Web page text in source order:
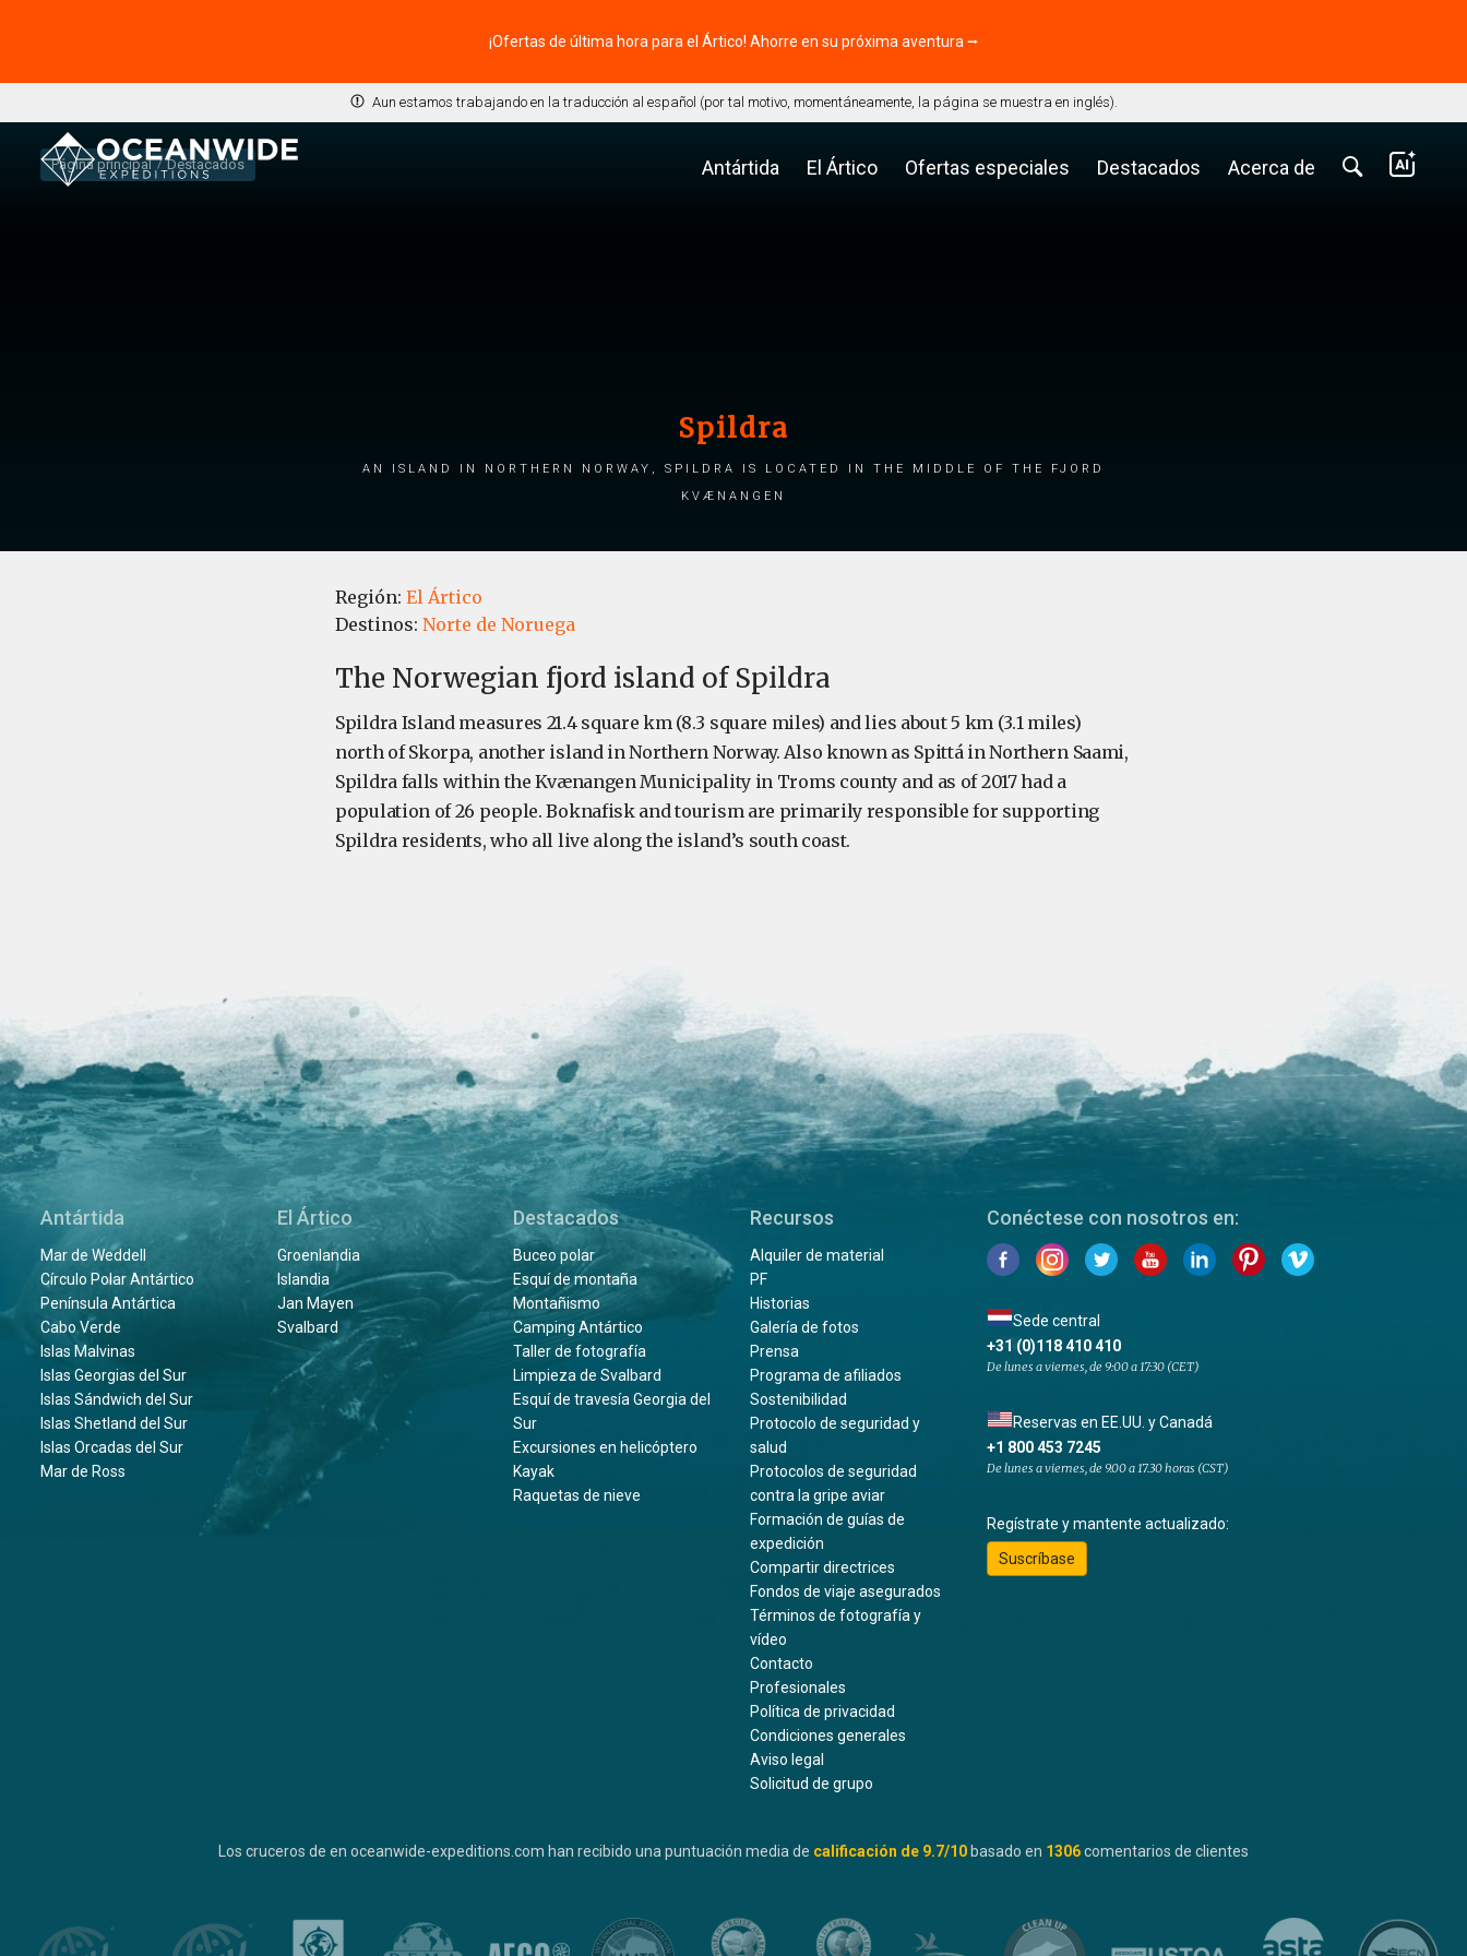
¡Ofertas de última hora para el Ártico! Ahorre en su próxima aventura ⭢
Aun estamos trabajando en la traducción al español (por tal motivo, momentáneamente, la página se muestra en inglés).
Antártida El Ártico Ofertas especiales Destacados Acerca de
Página principal Destacados
Spildra
An island in Northern Norway, Spildra is located in the middle of the fjord
Kvænangen
Región: El Ártico
Destinos: Norte de Noruega
The Norwegian fjord island of Spildra
Spildra Island measures 21.4 square km (8.3 square miles) and lies about 5 km (3.1 miles)
north of Skorpa, another island in Northern Norway. Also known as Spittá in Northern Saami,
Spildra falls within the Kvænangen Municipality in Troms county and as of 2017 had a
population of 26 people. Boknafisk and tourism are primarily responsible for supporting
Spildra residents, who all live along the island’s south coast.
Antártida
Mar de Weddell
Círculo Polar Antártico
Península Antártica
Cabo Verde
Islas Malvinas
Islas Georgias del Sur
Islas Sándwich del Sur
Islas Shetland del Sur
Islas Orcadas del Sur
Mar de Ross
El Ártico
Groenlandia
Islandia
Jan Mayen
Svalbard
Destacados
Buceo polar
Esquí de montaña
Montañismo
Camping Antártico
Taller de fotografía
Limpieza de Svalbard
Esquí de travesía Georgia del
Sur
Excursiones en helicóptero
Kayak
Raquetas de nieve
Recursos
Alquiler de material
PF
Historias
Galería de fotos
Prensa
Programa de afiliados
Sostenibilidad
Protocolo de seguridad y
salud
Protocolos de seguridad
contra la gripe aviar
Formación de guías de
expedición
Compartir directrices
Fondos de viaje asegurados
Términos de fotografía y
vídeo
Contacto
Profesionales
Política de privacidad
Condiciones generales
Aviso legal
Solicitud de grupo
Conéctese con nosotros en:
Sede central
+31 (0)118 410 410
De lunes a viernes, de 9:00 a 17:30 (CET)
Reservas en EE.UU. y Canadá
+1 800 453 7245
De lunes a viernes, de 9.00 a 17.30 horas (CST)
Regístrate y mantente actualizado:
Suscríbase
Los cruceros de en oceanwide-expeditions.com han recibido una puntuación media de calificación de 9.7/10 basado en 1306comentarios de clientes